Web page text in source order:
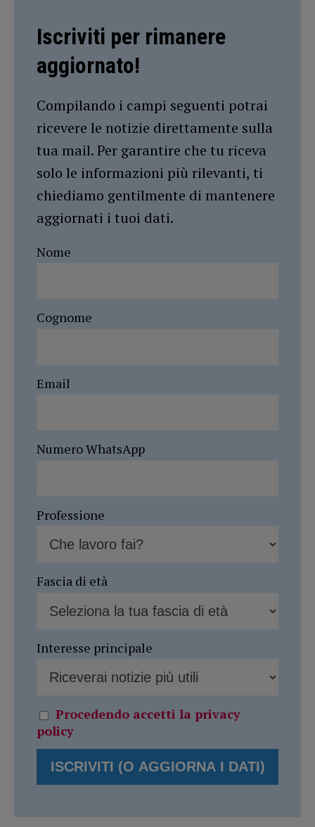
Iscriviti per rimanere
aggiornato!
Compilando i campi seguenti potrai
ricevere le notizie direttamente sulla
tua mail. Per garantire che tu riceva
solo le informazioni più rilevanti, ti
chiediamo gentilmente di mantenere
aggiornati i tuoi dati.
Nome
Cognome
Email
Numero WhatsApp
Professione
Fascia di età
Interesse principale
Procedendo accetti la privacy
policy